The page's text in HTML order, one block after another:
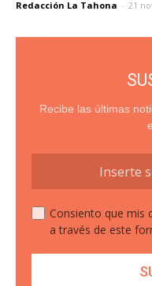
Redacción La Tahona - 21
Recibe las últimas
Consiento que mis
a través de este